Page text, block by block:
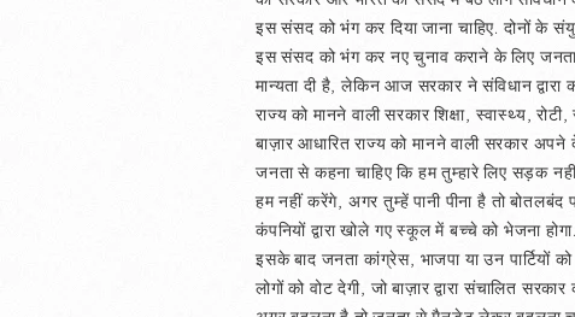
इस संसद को भंग कर दिया जाना चाहिए. दोनों के
इस संसद को भंग कर नए चुनाव कराने के लिए
मान्यता दी है, लेकिन आज सरकार ने संविधान
राज्य को मानने वाली सरकार शिक्षा, स्वास्थ्य,
बाज़ार आधारित राज्य को मानने वाली सरकार
जनता से कहना चाहिए कि हम तुम्हारे लिए सड़क
हम नहीं करेंगे, अगर तुम्हें पानी पीना है तो
कंपनियों द्वारा खोले गए स्कूल में बच्चे को भेजना
इसके बाद जनता कांग्रेस, भाजपा या उन
लोगों को वोट देगी, जो बाज़ार द्वारा संचालित